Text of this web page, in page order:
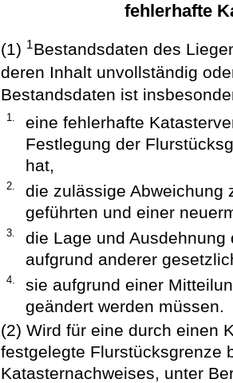
fehlerhafte
(1) 1Bestandsdaten des
deren Inhalt unvollständig
Bestandsdaten ist
1.
eine fehlerhafte
Festlegung der
hat,
2.
die zulässige Abweichung
geführten und einer
3.
die Lage und
aufgrund anderer
4.
sie aufgrund einer
geändert werden müssen.
(2) Wird für eine durch einen
festgelegte Flurstücksgrenze
Katasternachweises, unter